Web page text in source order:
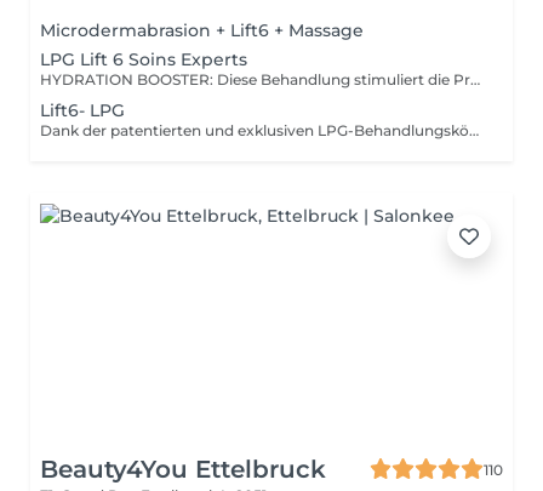
Microdermabrasion + Lift6 + Massage
LPG Lift 6 Soins Experts
HYDRATION BOOSTER: Diese Behandlung stimuliert die Produktion von Hyaluronsäure und belebt die Mikrozirkulation, um die Haut intensiv mit Feuchtigkeit zu versorgen, aufzupolstern und zu glätten und sie gleichzeitig vor äußeren Einflüssen und Hautalterung zu schützen. NEUE HAUT: Dank eines doppelten mechanischen und chemischen Peelings von Gesicht und Hals reinigt diese Behandlung gründlich und leitet Giftstoffe ab, um eine gesunde, gleichmäßige, strahlende Haut und erholte Gesichtszüge zu erhalten. ZELLULÄRE REGENERATION: Diese großartige, umfassende Anti-Aging-Behandlung (Gesicht, Hals, Hände) stimuliert die Meridiane, um die Ausscheidung von Giftstoffen und die Zirkulation von Energieflüssen zu fördern, peelt die Haut, um den Teint zu glätten und aufzuhellen, und fördert die Zellregeneration, um Falten aufzufüllen und strafft die Haut.
Lift6- LPG
Dank der patentierten und exklusiven LPG-Behandlungsköpfe stimuliert die Endermologie-Technik die Haut sanft, um die ruhende Zellaktivität auf natürliche Weise, ohne Schmerzen und ohne Nebenwirkungen zu reaktivieren. Die so erweckten Zielzellen führen von innen heraus eine echte Metamorphose der Haut durch und sorgen so für sichtbare Anti-Aging-Ergebnisse. Der mit sequenzieller motorisierter Ventiltechnologie ausgestattete LPG-Behandlungskopf stimuliert die Fibroblasten (Jugendzellen), die dann die Produktion von natürlichem Kollagen, Elastin und Hyaluronsäure wieder in Gang setzen, Substanzen, die für die Festigkeit, das Volumen und die Geschmeidigkeit der Haut unerlässlich sind.
Beauty4You Ettelbruck
110